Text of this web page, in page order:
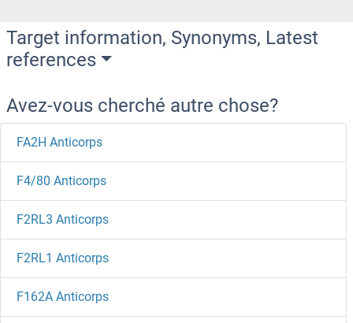
Target information, Synonyms, Latest
references
Avez-vous cherché autre chose?
FA2H Anticorps
F4/80 Anticorps
F2RL3 Anticorps
F2RL1 Anticorps
F162A Anticorps